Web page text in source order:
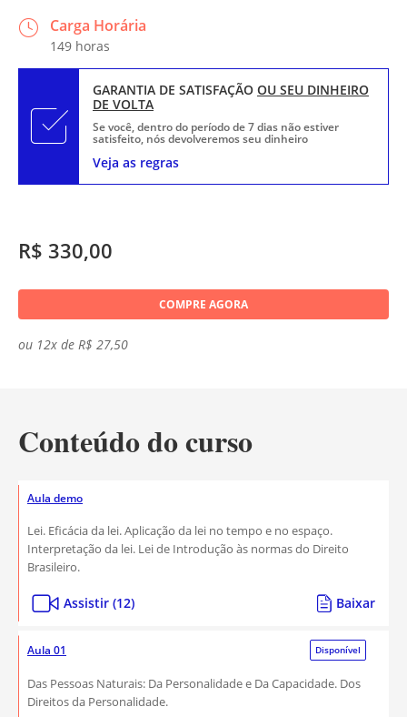
R$ 330,00
COMPRE AGORA
ou 12x de R$ 27,50
Carga Horária
149 horas
GARANTIA DE SATISFAÇÃO OU SEU DINHEIRO
DE VOLTA
Se você, dentro do período de 7 dias não estiver
satisfeito, nós devolveremos seu dinheiro
Veja as regras
Conteúdo do curso
Aula demo
Lei. Eficácia da lei. Aplicação da lei no tempo e no espaço.
Interpretação da lei. Lei de Introdução às normas do Direito
Brasileiro.
Assistir (12) Baixar
Aula 01 Disponível
Das Pessoas Naturais: Da Personalidade e Da Capacidade. Dos
Direitos da Personalidade.